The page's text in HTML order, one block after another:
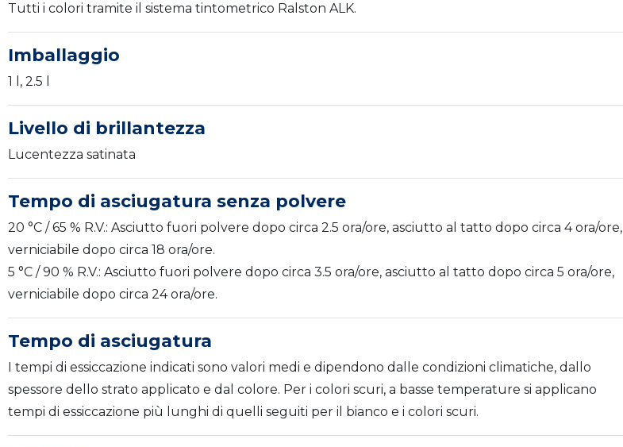
Tutti i colori tramite il sistema tintometrico Ralston ALK.
Imballaggio
1 l, 2.5 l
Livello di brillantezza
Lucentezza satinata
Tempo di asciugatura senza polvere
20 °C / 65 % R.V.: Asciutto fuori polvere dopo circa 2.5 ora/ore, asciutto al tatto dopo circa 4 ora/ore,
verniciabile dopo circa 18 ora/ore.
5 °C / 90 % R.V.: Asciutto fuori polvere dopo circa 3.5 ora/ore, asciutto al tatto dopo circa 5 ora/ore,
verniciabile dopo circa 24 ora/ore.
Tempo di asciugatura
I tempi di essiccazione indicati sono valori medi e dipendono dalle condizioni climatiche, dallo
spessore dello strato applicato e dal colore. Per i colori scuri, a basse temperature si applicano
tempi di essiccazione più lunghi di quelli seguiti per il bianco e i colori scuri.